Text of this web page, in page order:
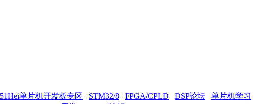
51Hei单片机开发板专区 STM32/8 FPGA/CPLD DSP论坛
单片机学习